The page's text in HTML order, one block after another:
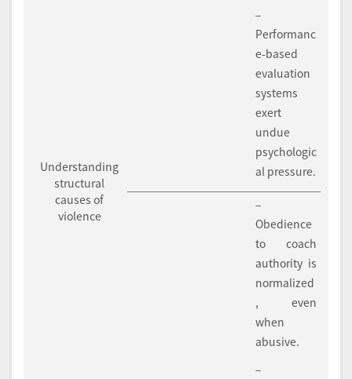
Understanding
structural
causes of
violence
–
Performanc
e-based
evaluation
systems
exert
undue
psychologic
al pressure.
–
Obedience
to coach
authority is
normalized
, even
when
abusive.
–